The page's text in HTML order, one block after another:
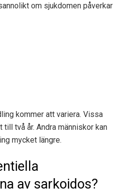
om sjukdomen påverkar
kommer att variera. Vissa
två år. Andra människor kan
mycket längre.
av sarkoidos?